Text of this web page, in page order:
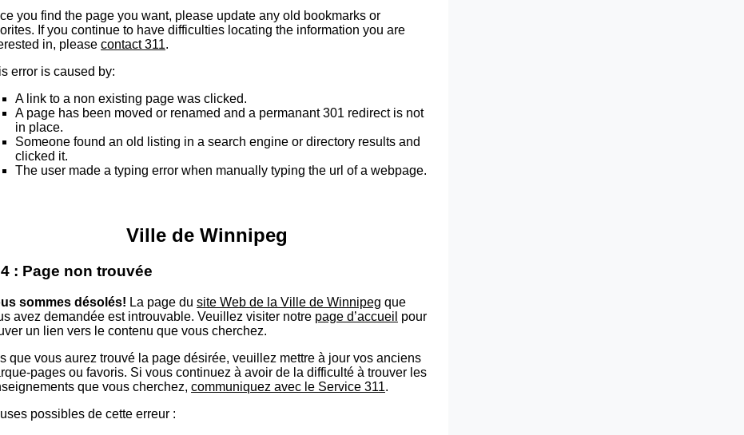
you find the page you want, please update any old bookmarks or
If you continue to have difficulties locating the information you are
in, please contact 311.
error is caused by:
A link to a non existing page was clicked.
A page has been moved or renamed and a permanant 301 redirect is not
in place.
Someone found an old listing in a search engine or directory results and
clicked it.
The user made a typing error when manually typing the url of a webpage.
Ville de Winnipeg
: Page non trouvée
sommes désolés! La page du site Web de la Ville de Winnipeg que
avez demandée est introuvable. Veuillez visiter notre page d’accueil pour
un lien vers le contenu que vous cherchez.
que vous aurez trouvé la page désirée, veuillez mettre à jour vos anciens
pages ou favoris. Si vous continuez à avoir de la difficulté à trouver les
que vous cherchez, communiquez avec le Service 311.
possibles de cette erreur :